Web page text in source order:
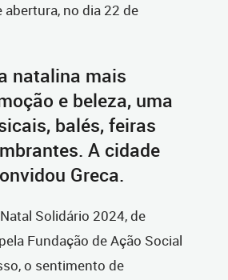
no dia 22 de
natalina mais
e beleza, uma
balés, feiras
A cidade
Greca.
Solidário 2024, de
Fundação de Ação Social
o sentimento de